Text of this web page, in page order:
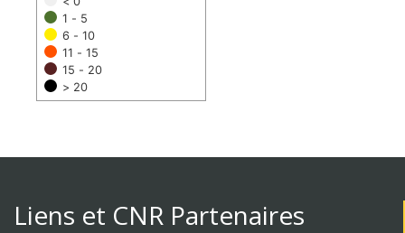
1 - 5
6 - 10
11 - 15
15 - 20
> 20
Liens et CNR Partenaires